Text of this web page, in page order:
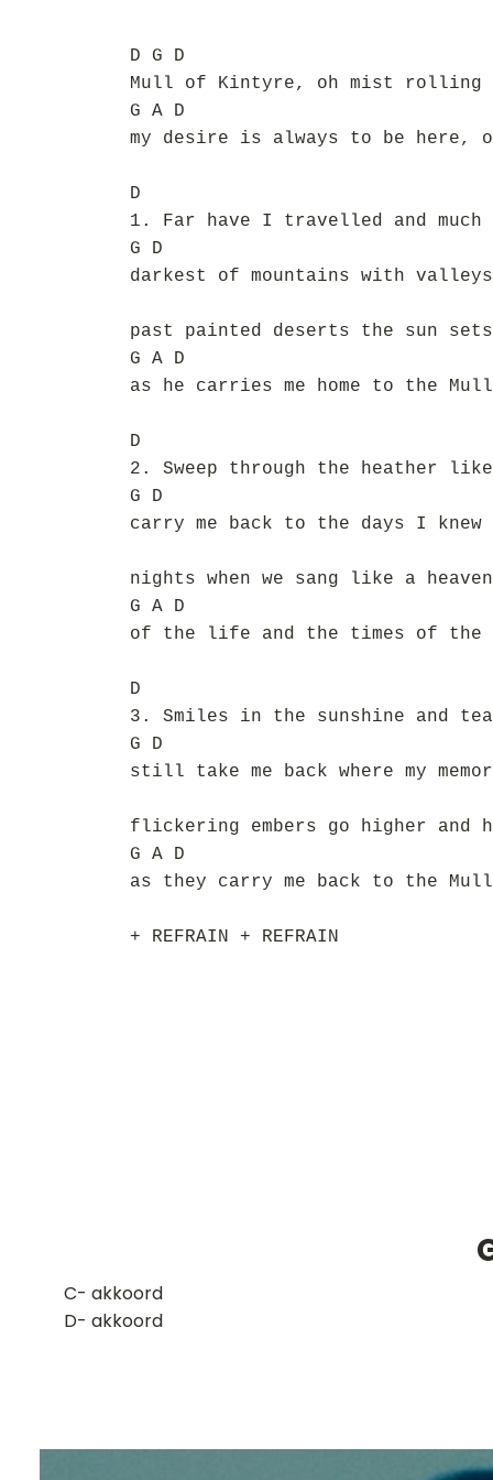
D G D
Mull of Kintyre, oh mist rolling
G A D
my desire is always to be here,
D
1. Far have I travelled and much
G D
darkest of mountains with
past painted deserts the sun
G A D
as he carries me home to the
D
2. Sweep through the heather
G D
carry me back to the days I knew
nights when we sang like a
G A D
of the life and the times of the
D
3. Smiles in the sunshine and
G D
still take me back where my
flickering embers go higher and
G A D
as they carry me back to the
+ REFRAIN + REFRAIN
​C- akkoord
D- akkoord